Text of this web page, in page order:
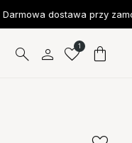
Darmowa dostawa przy
1